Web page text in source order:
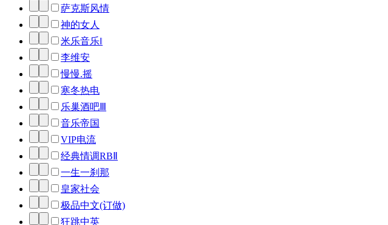
萨克斯风情
神的女人
米乐音乐‖
李维安
慢慢.摇
寒冬热电
乐巢酒吧Ⅲ
音乐帝国
VIP电流
经典情调RBⅡ
一生一刹那
皇家社会
极品中文(订做)
狂跳中英